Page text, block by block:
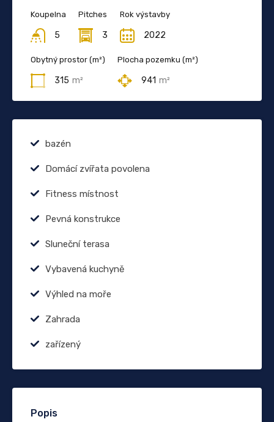
Koupelna
5
Pitches
3
Rok výstavby
2022
Obytný prostor (m²)
315 m²
Plocha pozemku (m²)
941 m²
bazén
Domácí zvířata povolena
Fitness místnost
Pevná konstrukce
Sluneční terasa
Vybavená kuchyně
Výhled na moře
Zahrada
zařízený
Popis